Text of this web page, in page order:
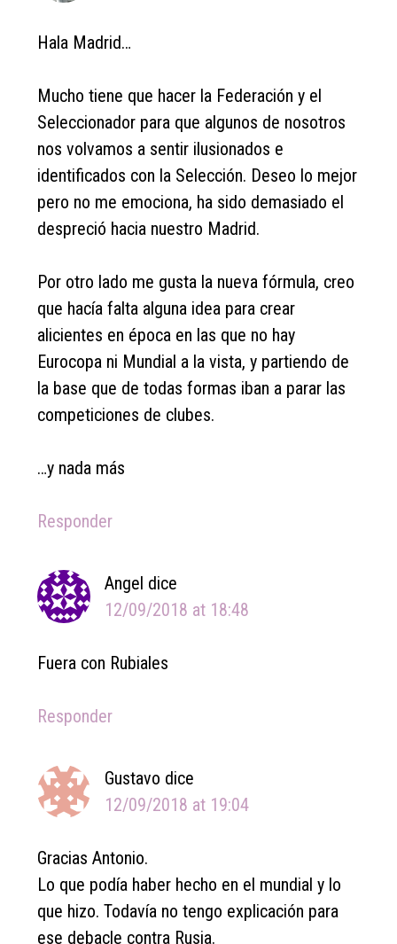
Hala Madrid…
Mucho tiene que hacer la Federación y el
Seleccionador para que algunos de nosotros
nos volvamos a sentir ilusionados e
identificados con la Selección. Deseo lo mejor
pero no me emociona, ha sido demasiado el
despreció hacia nuestro Madrid.
Por otro lado me gusta la nueva fórmula, creo
que hacía falta alguna idea para crear
alicientes en época en las que no hay
Eurocopa ni Mundial a la vista, y partiendo de
la base que de todas formas iban a parar las
competiciones de clubes.
…y nada más
Responder
Angel dice
12/09/2018 at 18:48
Fuera con Rubiales
Responder
Gustavo dice
12/09/2018 at 19:04
Gracias Antonio.
Lo que podía haber hecho en el mundial y lo
que hizo. Todavía no tengo explicación para
ese debacle contra Rusia.